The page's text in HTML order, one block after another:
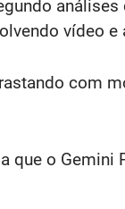
análises
vídeo e
com
o Gemini